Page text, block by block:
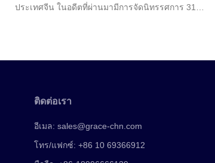
ประเทศจีน ในอดีตที่ผ่านมามีการจัดนิทรรศการ 3168
ติดต่อเรา
อีเมล:sales@grace-chn.com
โทร/แฟกซ์: +86 10 69366912